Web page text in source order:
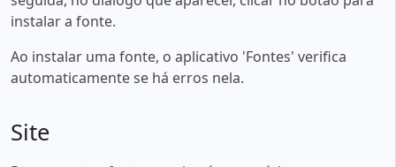
instalar a fonte.
Ao instalar uma fonte, o aplicativo 'Fontes' verifica
automaticamente se há erros nela.
Site